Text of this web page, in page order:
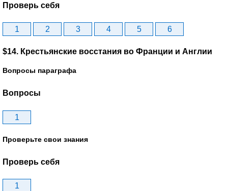
Проверь себя
1 2 3 4 5 6
$14. Крестьянские восстания во Франции и Англии
Вопросы параграфа
Вопросы
1
Проверьте свои знания
Проверь себя
1